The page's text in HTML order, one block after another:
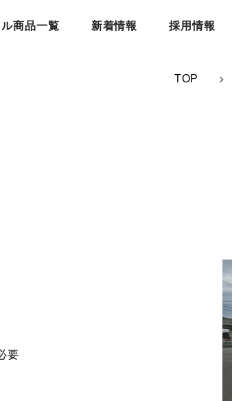
商品一覧 新着情報 採用情報
TOP
免許
要